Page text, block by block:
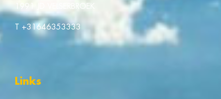
1991 JD VELSERBROEK
T +31646353333
Links